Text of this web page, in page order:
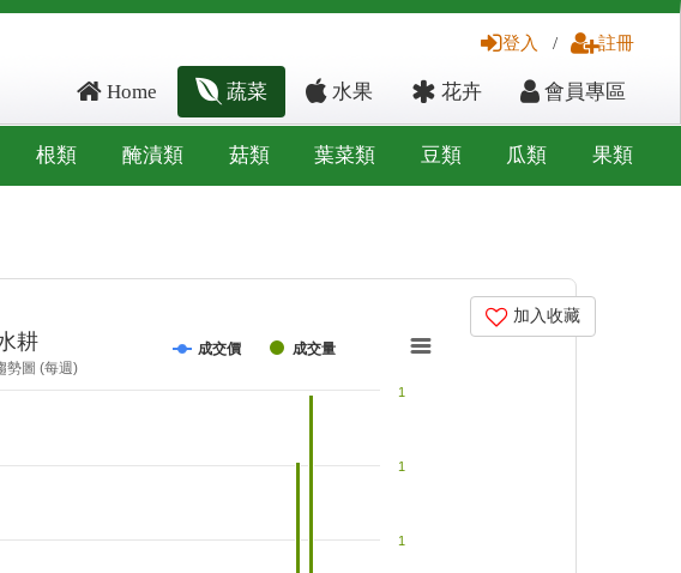
登入 / 註冊
Home 蔬菜 水果 花卉 會員專區
根類 醃漬類 菇類 葉菜類 豆類 瓜類 果類
加入收藏
耕
勢圖 (每週)
成交價 成交量
1
1
1